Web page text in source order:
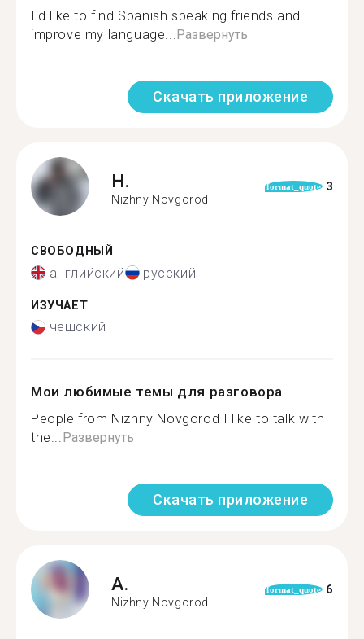
I'd like to find Spanish speaking friends and
improve my language...Развернуть
Скачать приложение
H.
Nizhny Novgorod
format_quote 3
СВОБОДНЫЙ
английский русский
ИЗУЧАЕТ
чешский
Мои любимые темы для разговора
People from Nizhny Novgorod I like to talk with
the...Развернуть
Скачать приложение
A.
Nizhny Novgorod
format_quote 6